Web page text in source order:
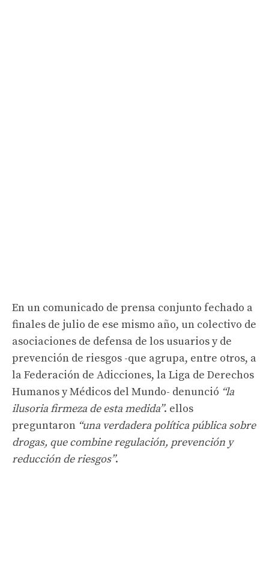
En un comunicado de prensa conjunto fechado a
finales de julio de ese mismo año, un colectivo de
asociaciones de defensa de los usuarios y de
prevención de riesgos -que agrupa, entre otros, a
la Federación de Adicciones, la Liga de Derechos
Humanos y Médicos del Mundo- denunció “la
ilusoria firmeza de esta medida”. ellos
preguntaron “una verdadera política pública sobre
drogas, que combine regulación, prevención y
reducción de riesgos”.